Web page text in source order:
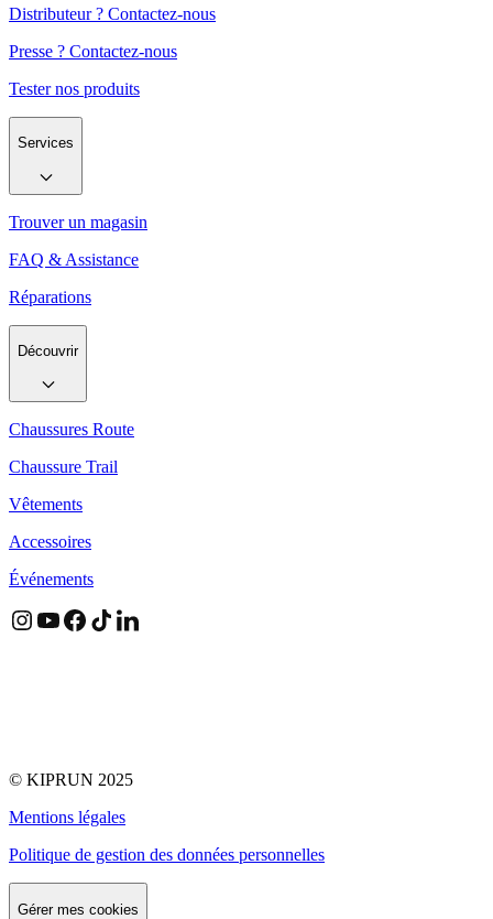
Distributeur ? Contactez-nous
Presse ? Contactez-nous
Tester nos produits
Services
Trouver un magasin
FAQ & Assistance
Réparations
Découvrir
Chaussures Route
Chaussure Trail
Vêtements
Accessoires
Événements
© KIPRUN 2025
Mentions légales
Politique de gestion des données personnelles
Gérer mes cookies